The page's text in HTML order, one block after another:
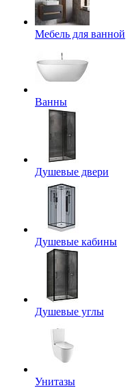
Мебель для ванной
Ванны
Душевые двери
Душевые кабины
Душевые углы
Унитазы